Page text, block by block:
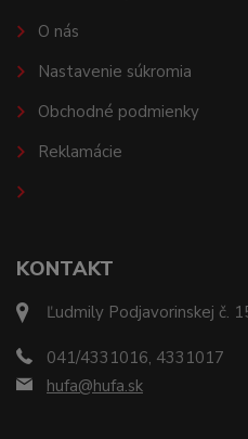
KONTAKT
Ľudmily Podjavorinskej č.
041/4331016, 4331017
hufa@hufa.sk
O nás
Nastavenie súkromia
Obchodné podmienky
Reklamácie